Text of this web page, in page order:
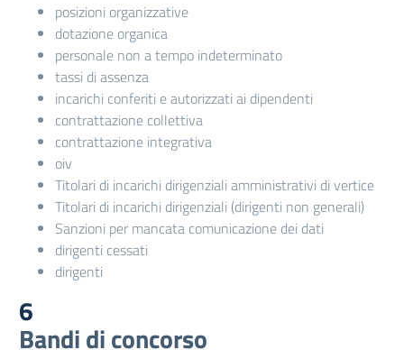
posizioni organizzative
dotazione organica
personale non a tempo indeterminato
tassi di assenza
incarichi conferiti e autorizzati ai dipendenti
contrattazione collettiva
contrattazione integrativa
oiv
Titolari di incarichi dirigenziali amministrativi di vertice
Titolari di incarichi dirigenziali (dirigenti non generali)
Sanzioni per mancata comunicazione dei dati
dirigenti cessati
dirigenti
6
Bandi di concorso